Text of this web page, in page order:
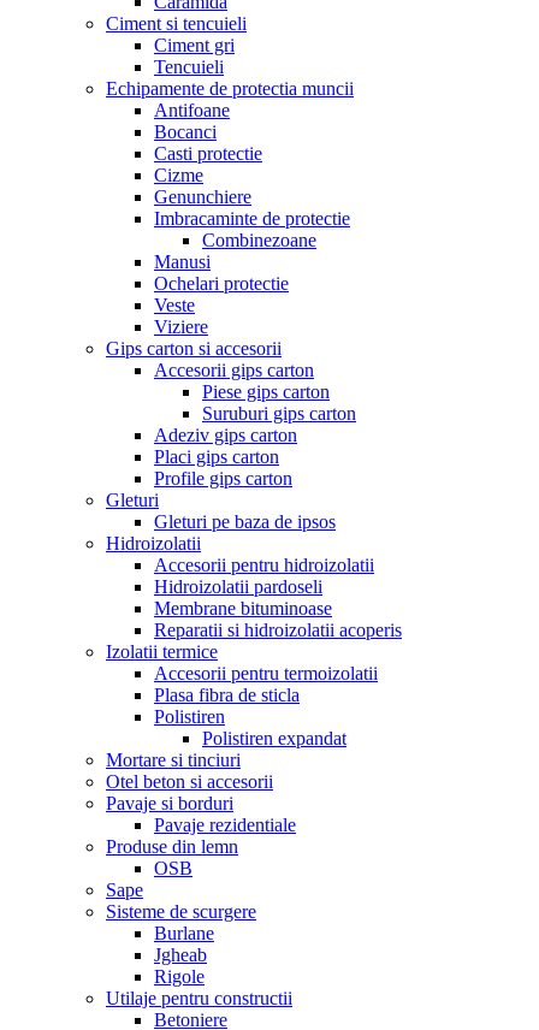
Ciment si tencuieli
Ciment gri
Tencuieli
Echipamente de protectia muncii
Antifoane
Bocanci
Casti protectie
Cizme
Genunchiere
Imbracaminte de protectie
Combinezoane
Manusi
Ochelari protectie
Veste
Viziere
Gips carton si accesorii
Accesorii gips carton
Piese gips carton
Suruburi gips carton
Adeziv gips carton
Placi gips carton
Profile gips carton
Gleturi
Gleturi pe baza de ipsos
Hidroizolatii
Accesorii pentru hidroizolatii
Hidroizolatii pardoseli
Membrane bituminoase
Reparatii si hidroizolatii acoperis
Izolatii termice
Accesorii pentru termoizolatii
Plasa fibra de sticla
Polistiren
Polistiren expandat
Mortare si tinciuri
Otel beton si accesorii
Pavaje si borduri
Pavaje rezidentiale
Produse din lemn
OSB
Sape
Sisteme de scurgere
Burlane
Jgheab
Rigole
Utilaje pentru constructii
Betoniere